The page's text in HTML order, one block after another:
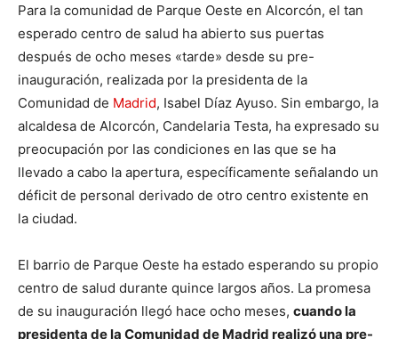
Para la comunidad de Parque Oeste en Alcorcón, el tan
esperado centro de salud ha abierto sus puertas
después de ocho meses «tarde» desde su pre-
inauguración, realizada por la presidenta de la
Comunidad de Madrid, Isabel Díaz Ayuso. Sin embargo, la
alcaldesa de Alcorcón, Candelaria Testa, ha expresado su
preocupación por las condiciones en las que se ha
llevado a cabo la apertura, específicamente señalando un
déficit de personal derivado de otro centro existente en
la ciudad.
El barrio de Parque Oeste ha estado esperando su propio
centro de salud durante quince largos años. La promesa
de su inauguración llegó hace ocho meses, cuando la
presidenta de la Comunidad de Madrid realizó una pre-